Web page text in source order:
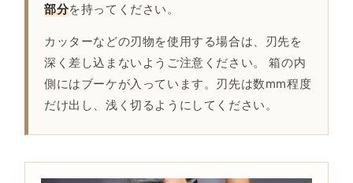
部分を持ってください。
カッターなどの刃物を使用する場合は、刃先を
深く差し込まないようご注意ください。 箱の内
側にはブーケが入っています。刃先は数mm程度
だけ出し、浅く切るようにしてください。